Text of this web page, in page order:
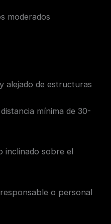
moderados
alejado de estructuras
mínima de 30-
inclinado sobre el
o personal